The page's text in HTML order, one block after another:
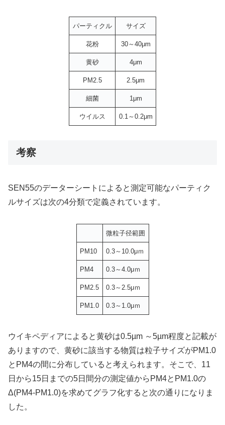
パーティクル サイズ
花粉 30～40μm
黄砂 4μm
PM2.5 2.5μm
細菌 1μm
ウイルス 0.1～0.2μm
考察
SEN55のデーターシートによると測定可能なパーティク
ルサイズは次の4分類で定義されています。
微粒子径範囲
PM10 0.3～10.0μｍ
PM4 0.3～4.0μｍ
PM2.5 0.3～2.5μｍ
PM1.0 0.3～1.0μｍ
ウイキペディアによると黄砂は0.5µm ～5µm程度と記載が
ありますので、黄砂に該当する物質は粒子サイズがPM1.0
とPM4の間に分布していると考えられます。そこで、11
日から15日までの5日間分の測定値からPM4とPM1.0の
Δ(PM4-PM1.0)を求めてグラフ化すると次の通りになりま
した。